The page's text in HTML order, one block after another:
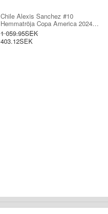
Chile Alexis Sanchez #10
Hemmatröja Copa America 2024
Dam Kortärmad
1 059.95SEK
403.12SEK